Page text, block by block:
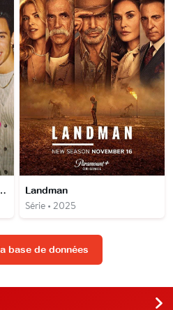
est un escroc Landman
Série • 2025
base de données